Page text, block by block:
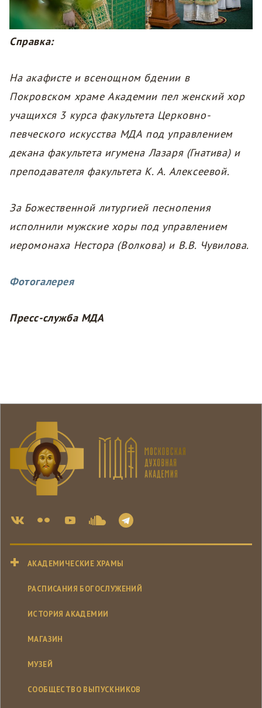
Справка:
На акафисте и всенощном бдении в
Покровском храме Академии пел женский хор
учащихся 3 курса факультета Церковно-
певческого искусства МДА под управлением
декана факультета игумена Лазаря (Гнатива) и
преподавателя факультета К. А. Алексеевой.
За Божественной литургией песнопения
исполнили мужские хоры под управлением
иеромонаха Нестора (Волкова) и В.В. Чувилова.
Фотогалерея
Пресс-служба МДА
АКАДЕМИЧЕСКИЕ ХРАМЫ
РАСПИСАНИЯ БОГОСЛУЖЕНИЙ
ИСТОРИЯ АКАДЕМИИ
МАГАЗИН
МУЗЕЙ
СООБЩЕСТВО ВЫПУСКНИКОВ